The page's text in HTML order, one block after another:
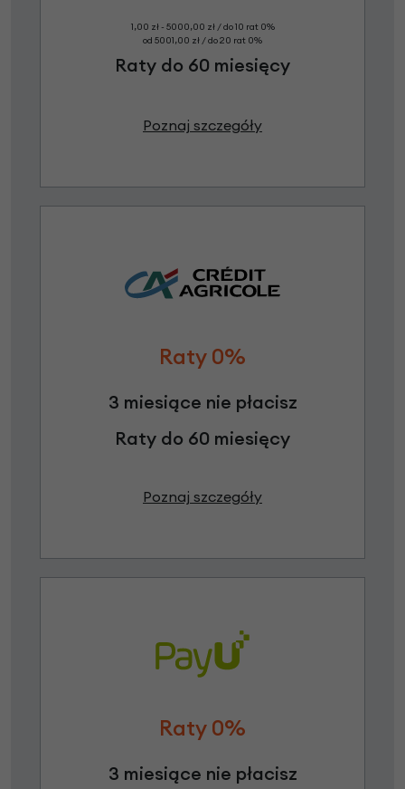
1,00 zł - 5000,00 zł / do 10 rat 0%
od 5001,00 zł / do 20 rat 0%
Raty do 60 miesięcy
Poznaj szczegóły
Raty 0%
3 miesiące nie płacisz
Raty do 60 miesięcy
Poznaj szczegóły
Raty 0%
3 miesiące nie płacisz